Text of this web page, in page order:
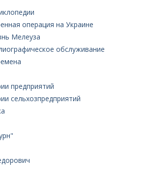
операция на Украине
Мелеуза
обслуживание
предприятий
сельхозпредприятий